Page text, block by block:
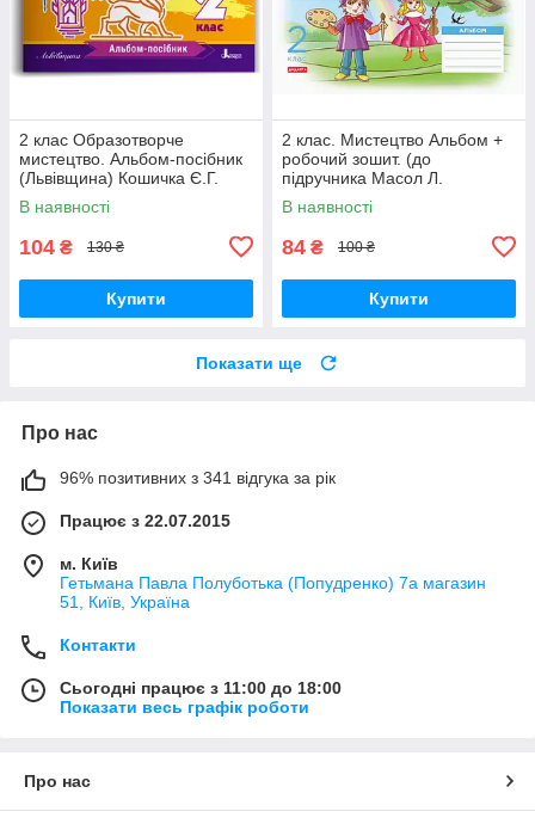
2 клас Образотворче
мистецтво. Альбом-посібник
(Львівщина) Кошичка Є.Г.
Літера
В наявності
104 ₴ 130 ₴
Купити
2 клас. Мистецтво Альбом +
робочий зошит. (до
підручника Масол Л.
Гайдамака О.) Воронкевич
В.О. Ранок
В наявності
84 ₴ 100 ₴
Купити
Показати ще
Про нас
96% позитивних з 341 відгука за рік
Працює з 22.07.2015
м. Київ
Гетьмана Павла Полуботька (Попудренко) 7а магазин
51, Київ, Україна
Контакти
Сьогодні працює з 11:00 до 18:00
Показати весь графік роботи
Про нас